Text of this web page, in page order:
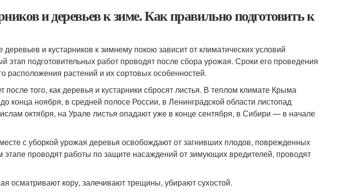
и деревьев к зиме. Как правильно подготовить к
и кустарников к зимнему покою зависит от климатических условий
этап подготовительных работ проводят после сбора урожая. Сроки его проведения
расположения растений и их сортовых особенностей.
после того, как деревья и кустарники сбросят листья. В теплом климате Крыма
конца ноября, в средней полосе России, в Ленинградской области листопад
октября, на Урале листья опадают уже в конце сентября, в Сибири — в начале
с уборкой урожая деревья освобождают от загнивших плодов, поврежденных
этапе проводят работы по защите насаждений от зимующих вредителей, проводят
осматривают кору, залечивают трещины, убирают сухостой.